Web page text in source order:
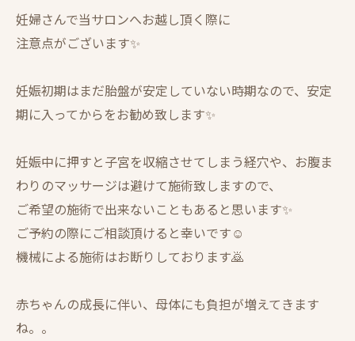
妊婦さんで当サロンへお越し頂く際に
注意点がございます✨
妊娠初期はまだ胎盤が安定していない時期なので、安定
期に入ってからをお勧め致します✨
妊娠中に押すと子宮を収縮させてしまう経穴や、お腹ま
わりのマッサージは避けて施術致しますので、
ご希望の施術で出来ないこともあると思います✨
ご予約の際にご相談頂けると幸いです☺️
機械による施術はお断りしております🙇
赤ちゃんの成長に伴い、母体にも負担が増えてきます
ね。。